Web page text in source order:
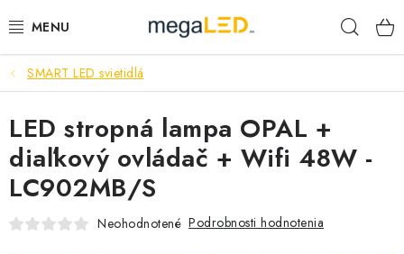
na
PRIEMYSEL
SVIETIDLÁ
ŽIAROVKY A TRUBICE
PRACOVNÉ SVIETIDLÁ
SMART LED svietidlá
LED stropná lampa OPAL +
diaľkový ovládač + Wifi 48W -
LC902MB/S
Neohodnotené Podrobnosti hodnotenia